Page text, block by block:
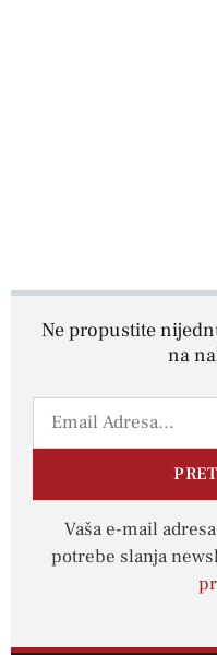
Ne propustite
na
Vaša e-mail
potrebe slanja